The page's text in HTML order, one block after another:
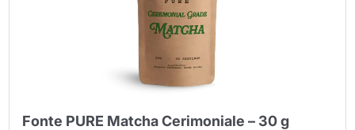
Fonte PURE Matcha Cerimoniale – 30 g